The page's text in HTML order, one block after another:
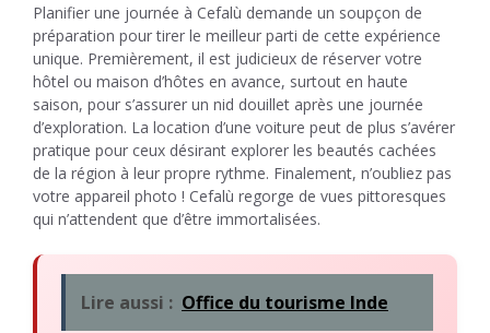
Planifier une journée à Cefalù demande un soupçon de
préparation pour tirer le meilleur parti de cette expérience
unique. Premièrement, il est judicieux de réserver votre
hôtel ou maison d’hôtes en avance, surtout en haute
saison, pour s’assurer un nid douillet après une journée
d’exploration. La location d’une voiture peut de plus s’avérer
pratique pour ceux désirant explorer les beautés cachées
de la région à leur propre rythme. Finalement, n’oubliez pas
votre appareil photo ! Cefalù regorge de vues pittoresques
qui n’attendent que d’être immortalisées.
Lire aussi : Office du tourisme Inde